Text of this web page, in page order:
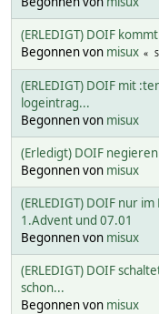
(ERLEDIGT) DOIF
Begonnen von misux
(ERLEDIGT) DOIF mit
logeintrag...
Begonnen von misux
(Erledigt) DOIF negieren
Begonnen von misux
(ERLEDIGT) DOIF nur
1.Advent und 07.01
Begonnen von misux
(ERLEDIGT) DOIF
schon...
Begonnen von misux